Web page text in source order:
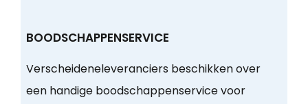
BOODSCHAPPENSERVICE
Verscheideneleveranciers beschikken over
een handige boodschappenservice voor